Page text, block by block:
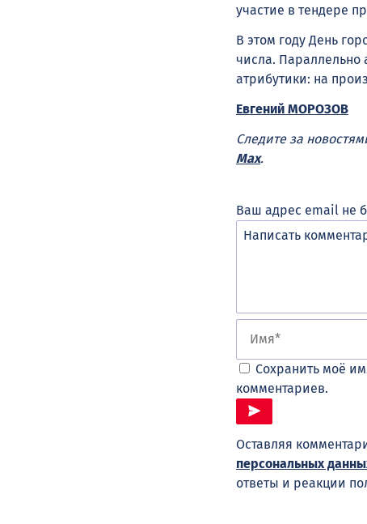
участие в тендере
В этом году День
числа. Параллельно
атрибутики: на
Евгений МОРОЗОВ
Следите за
Max.
Ваш адрес email не
Сохранить моё
комментариев.
Оставляя
персональных
ответы и реакции